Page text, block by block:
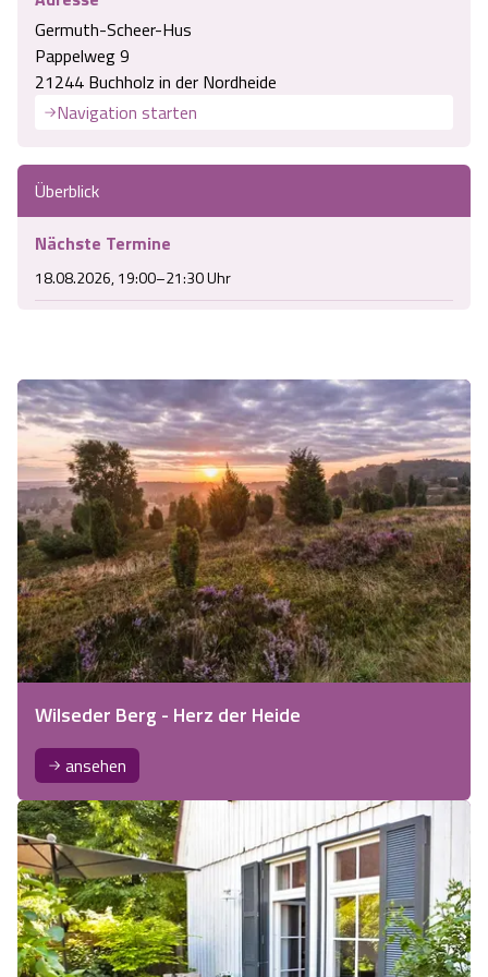
Germuth-Scheer-Hus
Pappelweg 9
21244 Buchholz in der Nordheide
Navigation starten
Überblick
Nächste Termine
18.08.2026, 19:00–21:30 Uhr
Wilseder Berg - Herz der Heide
ansehen